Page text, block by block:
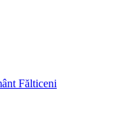
Fălticeni